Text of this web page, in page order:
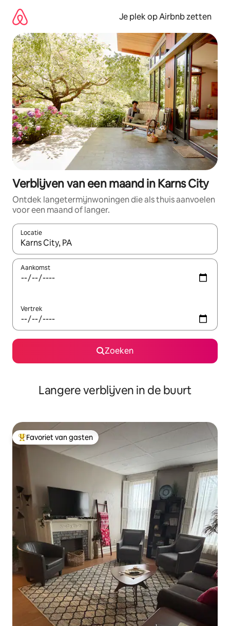
direct
naar
inhoud
Je plek op Airbnb zetten
Verblijven van een maand in Karns City
Ontdek langetermijnwoningen die als thuis aanvoelen
voor een maand of langer.
Locatie
Wanneer er resultaten beschikbaar zijn, maak je een keuze
Aankomst
Vertrek
Zoeken
Langere verblijven in de buurt
Topfavoriet van gasten
Favoriet van gasten